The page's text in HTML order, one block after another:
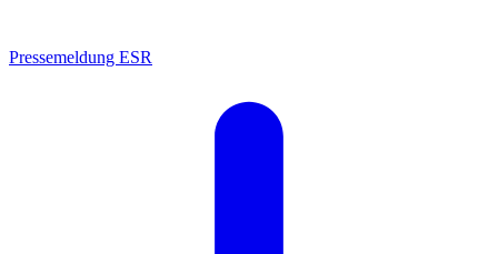
Pressemeldung ESR